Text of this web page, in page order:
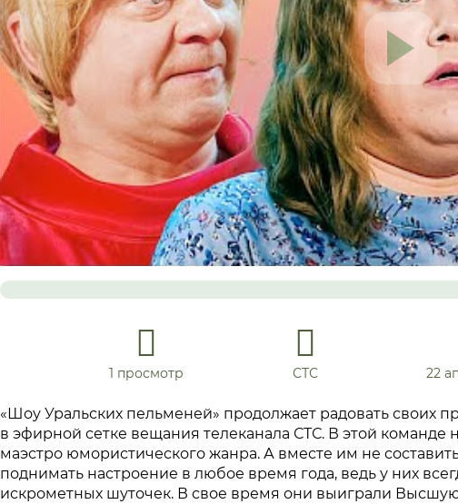
1 просмотр СТС 22
«Шоу Уральских пельменей» продолжает радовать своих
в эфирной сетке вещания телеканала СТС. В этой команде
маэстро юмористического жанра. А вместе им не
поднимать настроение в любое время года, ведь у них
искрометных шуточек. В свое время они выиграли